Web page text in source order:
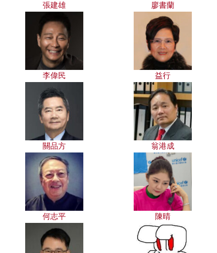
張建雄 廖書蘭
李偉民 益行
關品方 翁港成
何志平 陳晴